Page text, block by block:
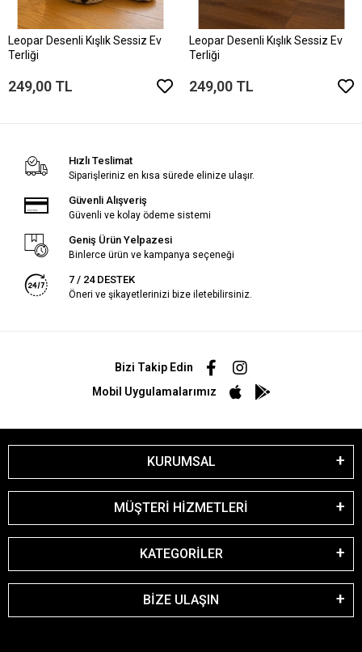
Leopar Desenli Kışlık Sessiz Ev
Terliği
249,00 TL
Leopar Desenli Kışlık Sessiz Ev
Terliği
249,00 TL
Hızlı Teslimat
Siparişleriniz en kısa sürede elinize ulaşır.
Güvenli Alışveriş
Güvenli ve kolay ödeme sistemi
Geniş Ürün Yelpazesi
Binlerce ürün ve kampanya seçeneği
7 / 24 DESTEK
Öneri ve şikayetlerinizi bize iletebilirsiniz.
Bizi Takip Edin
Mobil Uygulamalarımız
KURUMSAL
MÜŞTERİ HİZMETLERİ
KATEGORİLER
BİZE ULAŞIN